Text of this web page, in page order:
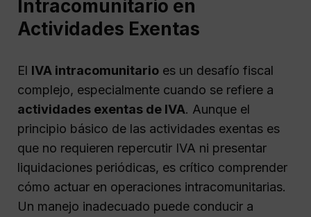
Intracomunitario en
Actividades Exentas
El IVA intracomunitario es un desafío fiscal
complejo, especialmente cuando se refiere a
actividades exentas de IVA. Aunque el
principio básico de las actividades exentas es
que no requieren repercutir IVA ni presentar
liquidaciones periódicas, es crítico comprender
cómo actuar en operaciones intracomunitarias.
Un manejo inadecuado puede conducir a